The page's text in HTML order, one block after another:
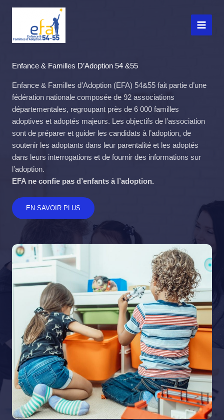
Enfance & Familles D’Adoption 54 &55
Enfance & Familles d’Adoption (EFA) 54&55 fait partie d’une
fédération nationale composée de 92 associations
départementales, regroupant près de 6 000 familles
adoptives et adoptés majeurs. Les objectifs de l’association
sont de préparer et guider les candidats à l’adoption, de
soutenir les adoptants dans leur parentalité et les adoptés
dans leurs interrogations et de fournir des informations sur
l’adoption.
EFA ne confie pas d’enfants à l’adoption.
EN SAVOIR PLUS